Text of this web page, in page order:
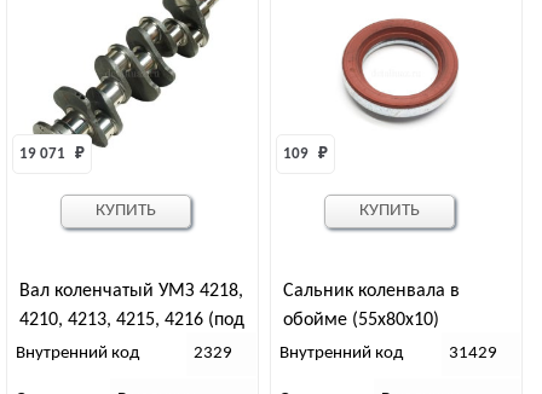
Вал коленчатый УМЗ 4218,
4210, 4213, 4215, 4216 (под
сальник)
19 071 ₽
Внутренний код 2329
КУПИТЬ
Сальник коленвала в
обойме (55х80х10)
109 ₽
Внутренний код 31429
КУПИТЬ